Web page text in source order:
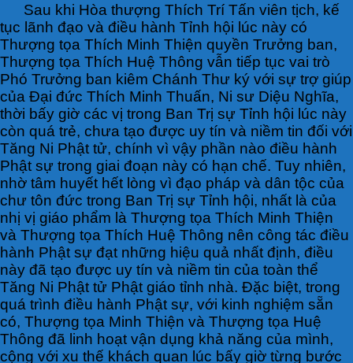
Sau khi Hòa thượng Thích Trí Tấn viên tịch, kế
tục lãnh đạo và điều hành Tỉnh hội lúc này có
Thượng tọa Thích Minh Thiện quyền Trưởng ban,
Thượng tọa Thích Huệ Thông vẫn tiếp tục vai trò
Phó Trưởng ban kiêm Chánh Thư ký với sự trợ giúp
của Đại đức Thích Minh Thuấn, Ni sư Diệu Nghĩa,
thời bấy giờ các vị trong Ban Trị sự Tỉnh hội lúc này
còn quá trẻ, chưa tạo được uy tín và niềm tin đối với
Tăng Ni Phật tử, chính vì vậy phần nào điều hành
Phật sự trong giai đoạn này có hạn chế. Tuy nhiên,
nhờ tâm huyết hết lòng vì đạo pháp và dân tộc của
chư tôn đức trong Ban Trị sự Tỉnh hội, nhất là của
nhị vị giáo phẩm là Thượng tọa Thích Minh Thiện
và Thượng tọa Thích Huệ Thông nên công tác điều
hành Phật sự đạt những hiệu quả nhất định, điều
này đã tạo được uy tín và niềm tin của toàn thể
Tăng Ni Phật tử Phật giáo tỉnh nhà. Đặc biệt, trong
quá trình điều hành Phật sự, với kinh nghiệm sẵn
có, Thượng tọa Minh Thiện và Thượng tọa Huệ
Thông đã linh hoạt vận dụng khả năng của mình,
cộng với xu thế khách quan lúc bấy giờ từng bước